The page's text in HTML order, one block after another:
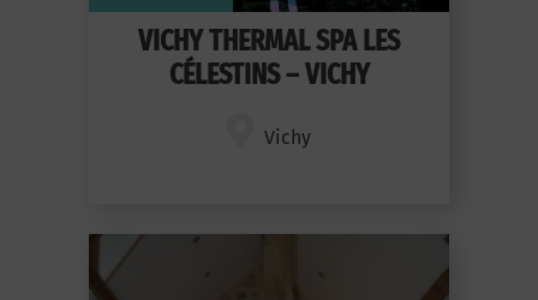
VICHY THERMAL SPA LES
CÉLESTINS – VICHY
Vichy